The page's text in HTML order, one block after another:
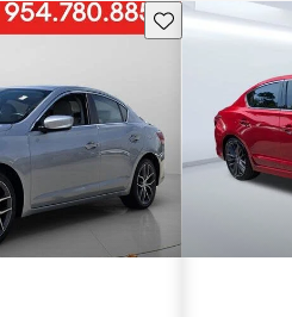
Guarda este Aviso